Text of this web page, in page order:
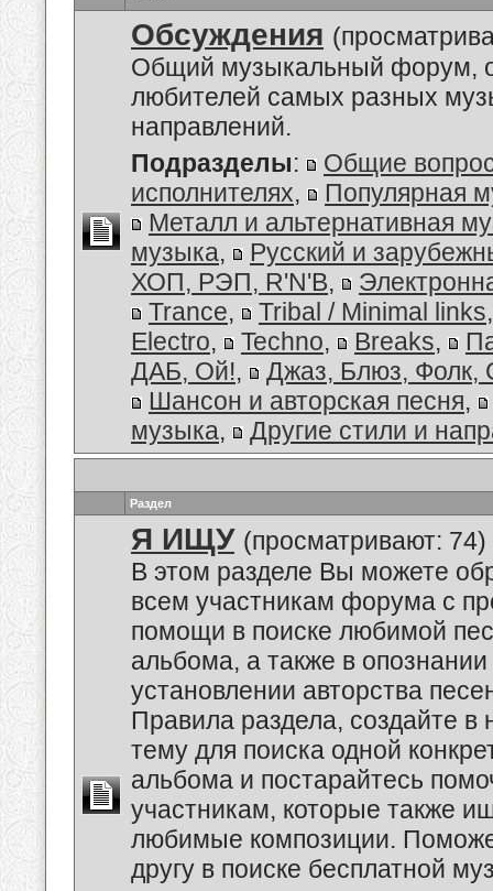
Обсуждения
Общий музыкальный форум,
любителей самых разных
направлений.
Подразделы:
Общие
исполнителях,
Популярная
Металл и альтернативная
музыка,
Русский и
ХОП, РЭП, R'N'B,
Trance, Tribal / Minimal links
Electro, Techno, Breaks,
ДАБ, Ой!,
Джаз, Блюз, Фолк,
Шансон и авторская песня,
музыка, Другие стили и
Раздел
Я ИЩУ (просматривают: 74)
В этом разделе Вы можете
всем участникам форума с
помощи в поиске любимой
альбома, а также в опознании
установлении авторства
Правила раздела, создайте в
тему для поиска одной
альбома и постарайтесь
участникам, которые также
любимые композиции.
другу в поиске бесплатной